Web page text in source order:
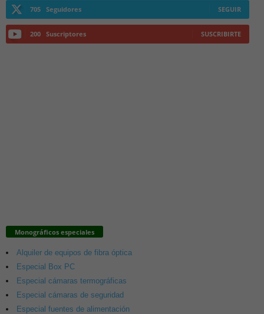
705 Seguidores SEGUIR
200 Suscriptores SUSCRIBIRTE
Monográficos especiales
Alquiler de equipos de fibra óptica
Especial Box PC
Especial cámaras termográficas
Especial cámaras de seguridad
Especial fuentes de alimentación